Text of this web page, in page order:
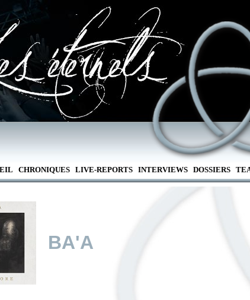
CHRONIQUES LIVE-REPORTS INTERVIEWS DOSSIERS
BA'A